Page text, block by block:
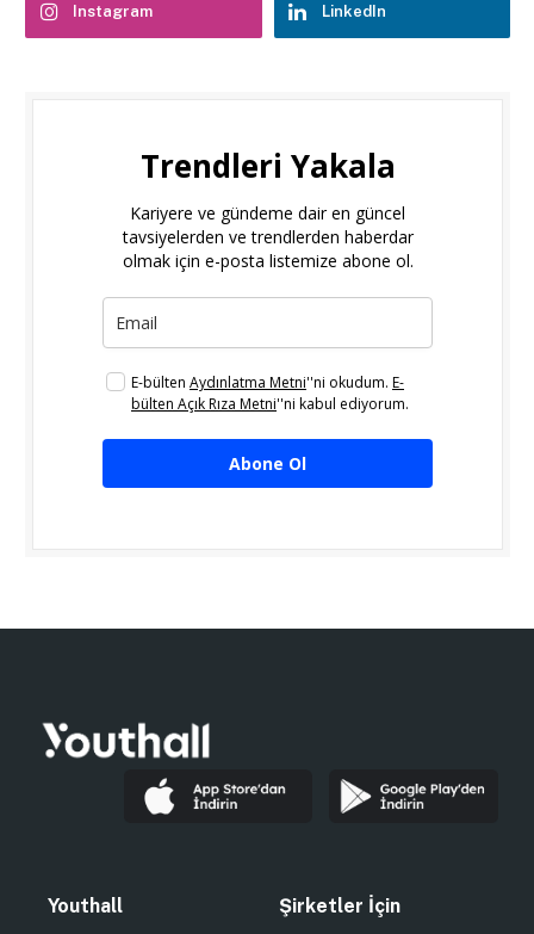
Instagram LinkedIn
Trendleri Yakala
Kariyere ve gündeme dair en güncel
tavsiyelerden ve trendlerden haberdar
olmak için e-posta listemize abone ol.
E-bülten Aydınlatma Metni''ni okudum. E-
bülten Açık Rıza Metni''ni kabul ediyorum.
Abone Ol
Youthall Şirketler İçin